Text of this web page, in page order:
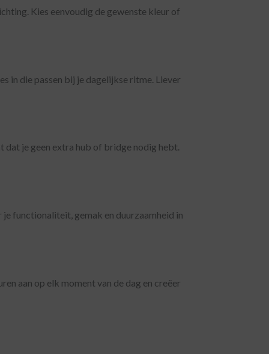
Kies eenvoudig de gewenste kleur of
in die passen bij je dagelijkse ritme. Liever
je geen extra hub of bridge nodig hebt.
functionaliteit, gemak en duurzaamheid in
aan op elk moment van de dag en creëer